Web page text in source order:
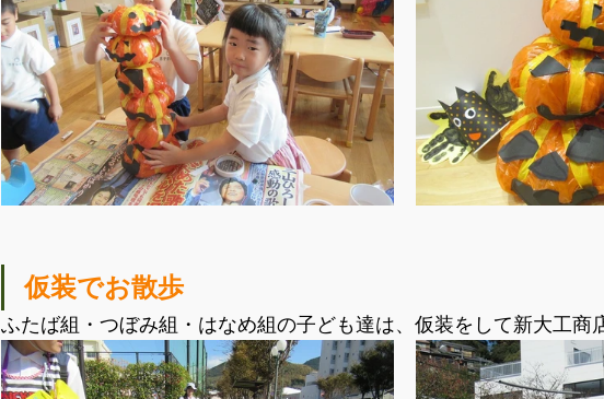
仮装でお散歩
ふたば組・つぼみ組・はなめ組の子ども達は、仮装をして新大工商